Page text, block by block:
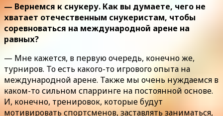
— Вернемся к снукеру. Как вы думаете, чего не
хватает отечественным снукеристам, чтобы
соревноваться на международной арене на
равных?
— Мне кажется, в первую очередь, конечно же,
турниров. То есть какого-то игрового опыта на
международной арене. Также мы очень нуждаемся в
каком-то сильном спарринге на постоянной основе.
И, конечно, тренировок, которые будут
мотивировать спортсменов, заставлять заниматься,